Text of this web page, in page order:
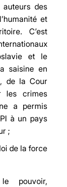
des
et
C’est
et le
saisine en
de la Cour
les crimes
a permis
à un pays
;
de la force
pouvoir,